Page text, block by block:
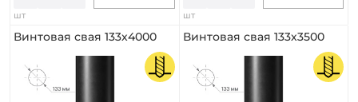
шт шт
Винтовая свая 133х4000 Винтовая свая 133х3500